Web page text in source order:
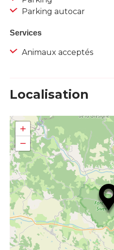
Parking autocar
Services
Animaux acceptés
Localisation
+
−